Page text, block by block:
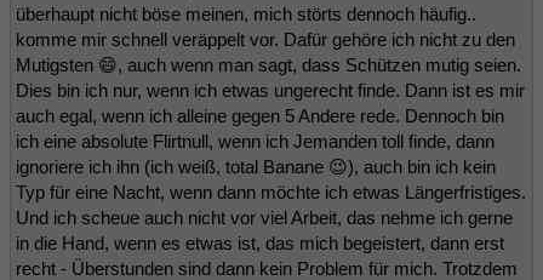
überhaupt nicht böse meinen, mich störts dennoch häufig..
komme mir schnell veräppelt vor. Dafür gehöre ich nicht zu den
Mutigsten 😄, auch wenn man sagt, dass Schützen mutig seien.
Dies bin ich nur, wenn ich etwas ungerecht finde. Dann ist es mir
auch egal, wenn ich alleine gegen 5 Andere rede. Dennoch bin
ich eine absolute Flirtnull, wenn ich Jemanden toll finde, dann
ignoriere ich ihn (ich weiß, total Banane 😉), auch bin ich kein
Typ für eine Nacht, wenn dann möchte ich etwas Längerfristiges.
Und ich scheue auch nicht vor viel Arbeit, das nehme ich gerne
in die Hand, wenn es etwas ist, das mich begeistert, dann erst
recht - Überstunden sind dann kein Problem für mich. Trotzdem